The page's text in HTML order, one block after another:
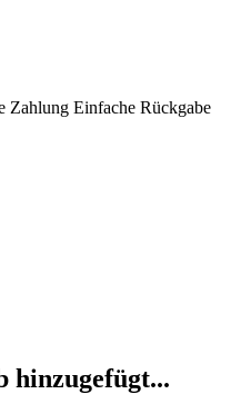
Zahlung Einfache Rückgabe
hinzugefügt...